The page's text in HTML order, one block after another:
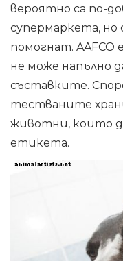
вероятно са по-
супермаркета, но
помогнат. AAFCO
не може напълно
съставките.
тестваните
животни, които
етикета.